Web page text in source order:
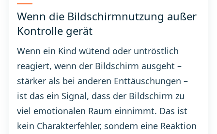
Wenn die Bildschirmnutzung außer
Kontrolle gerät
Wenn ein Kind wütend oder untröstlich
reagiert, wenn der Bildschirm ausgeht –
stärker als bei anderen Enttäuschungen –
ist das ein Signal, dass der Bildschirm zu
viel emotionalen Raum einnimmt. Das ist
kein Charakterfehler, sondern eine Reaktion